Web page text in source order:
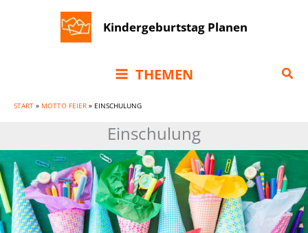
Kindergeburtstag Planen
THEMEN
START » MOTTO FEIER » EINSCHULUNG
Einschulung